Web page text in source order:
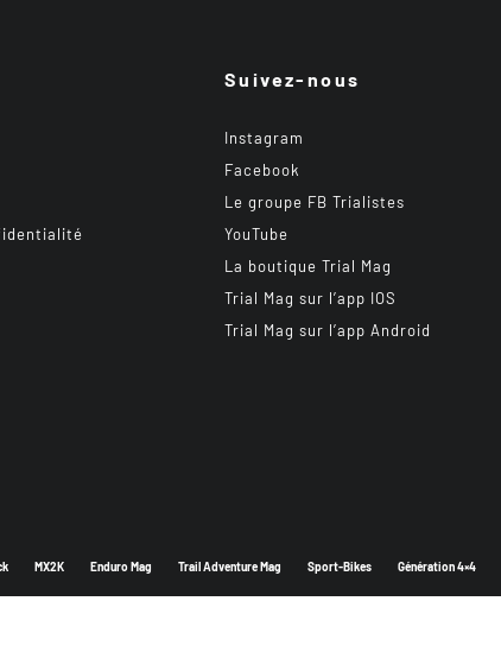
Suivez-nous
Instagram
Facebook
Le groupe FB Trialistes
YouTube
La boutique Trial Mag
Trial Mag sur l’app IOS
Trial Mag sur l’app Android
MX2K Enduro Mag Trail Adventure Mag Sport-Bikes Génération 4×4